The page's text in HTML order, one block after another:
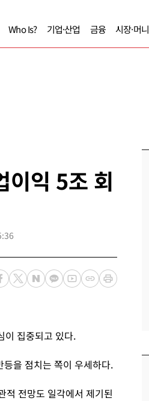
Who Is? 기업·산업 금융 시장·머니
이익 5조 회
이 집중되고 있다.
을 점치는 쪽이 우세하다.
적 전망도 일각에서 제기된